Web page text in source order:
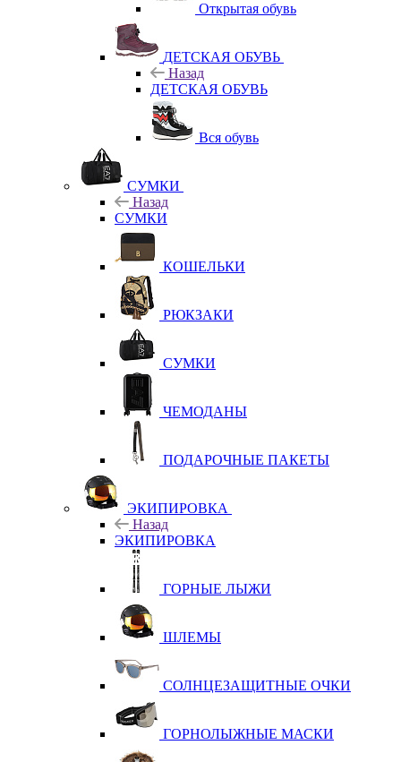
Открытая обувь
ДЕТСКАЯ ОБУВЬ
Назад
ДЕТСКАЯ ОБУВЬ
Вся обувь
СУМКИ
Назад
СУМКИ
КОШЕЛЬКИ
РЮКЗАКИ
СУМКИ
ЧЕМОДАНЫ
ПОДАРОЧНЫЕ ПАКЕТЫ
ЭКИПИРОВКА
Назад
ЭКИПИРОВКА
ГОРНЫЕ ЛЫЖИ
ШЛЕМЫ
СОЛНЦЕЗАЩИТНЫЕ ОЧКИ
ГОРНОЛЫЖНЫЕ МАСКИ